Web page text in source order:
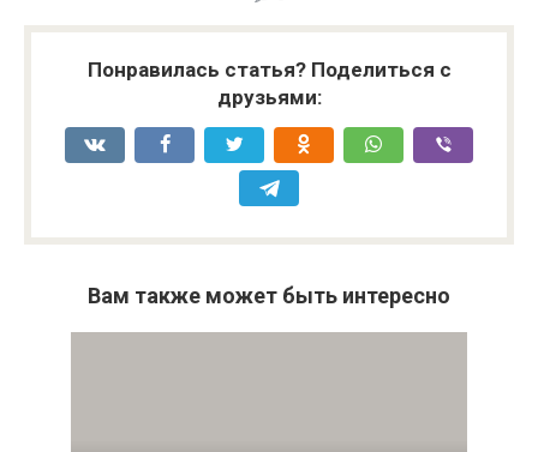
Понравилась статья? Поделиться с
друзьями:
Вам также может быть интересно